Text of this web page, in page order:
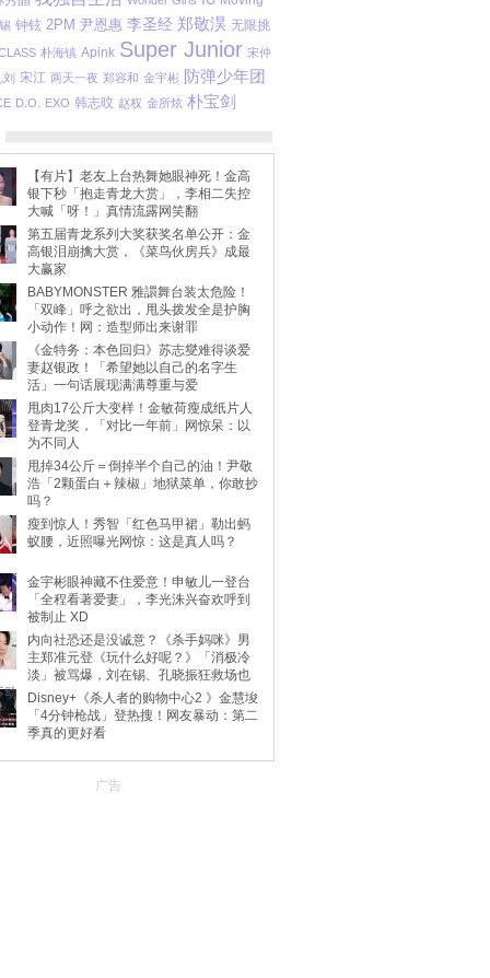
钟铉 2PM 尹恩惠 李圣经 郑敬淏 无限挑
朴海镇 Apink Super Junior 宋仲
宋江 两天一夜 郑容和 金宇彬 防弹少年团
D.O. EXO 韩志旼 赵权 金所炫 朴宝剑
【有片】老友上台热舞她眼神死！金高
银下秒「抱走青龙大赏」，李相二失控
大喊「呀！」真情流露网笑翻
第五届青龙系列大奖获奖名单公开：金
高银泪崩擒大赏，《菜鸟伙房兵》成最
大赢家
BABYMONSTER 雅譞舞台装太危险！
「双峰」呼之欲出，甩头拨发全是护胸
小动作！网：造型师出来谢罪
《金特务：本色回归》苏志燮难得谈爱
妻赵银政！「希望她以自己的名字生
活」一句话展现满满尊重与爱
甩肉17公斤大变样！金敏荷瘦成纸片人
登青龙奖，「对比一年前」网惊呆：以
为不同人
甩掉34公斤＝倒掉半个自己的油！尹敬
浩「2颗蛋白＋辣椒」地狱菜单，你敢抄
吗？
瘦到惊人！秀智「红色马甲裙」勒出蚂
蚁腰，近照曝光网惊：这是真人吗？
金宇彬眼神藏不住爱意！申敏儿一登台
「全程看著爱妻」，李光洙兴奋欢呼到
被制止 XD
内向社恐还是没诚意？《杀手妈咪》男
主郑准元登《玩什么好呢？》「消极冷
淡」被骂爆，刘在锡、孔晓振狂救场也
动
Disney+《杀人者的购物中心2 》金慧埈
「4分钟枪战」登热搜！网友暴动：第二
季真的更好看
广告